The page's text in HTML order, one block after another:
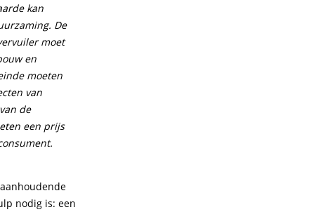
kan
De
moet
en
moeten
van
de
een prijs
nodig is: een